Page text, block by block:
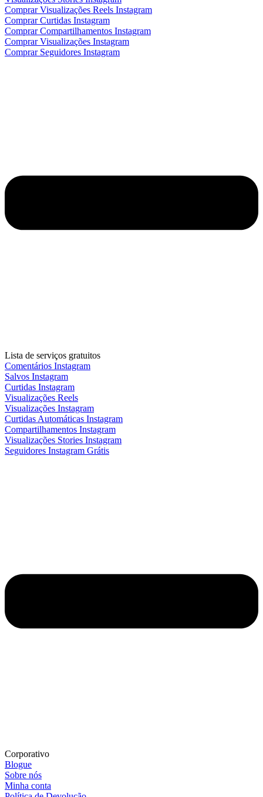
Comprar Visualizações Reels Instagram
Comprar Curtidas Instagram
Comprar Compartilhamentos Instagram
Comprar Visualizações Instagram
Comprar Seguidores Instagram
Lista de serviços gratuitos
Comentários Instagram
Salvos Instagram
Curtidas Instagram
Visualizações Reels
Visualizações Instagram
Curtidas Automáticas Instagram
Compartilhamentos Instagram
Visualizações Stories Instagram
Seguidores Instagram Grátis
Corporativo
Blogue
Sobre nós
Minha conta